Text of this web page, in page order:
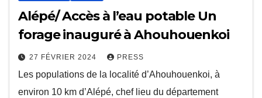
Alépé/ Accès à l’eau potable Un
forage inauguré à Ahouhouenkoi
27 FÉVRIER 2024 PRESS
Les populations de la localité d’Ahouhouenkoi, à
environ 10 km d’Alépé, chef lieu du département